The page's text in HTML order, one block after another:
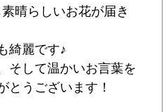
晴らしいお花が届き
綺麗です♪
そして温かいお言葉を
とうございます！